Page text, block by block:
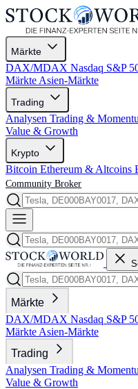
Märkte
DAX/MDAX Nasdaq S&P
Märkte Asien-Märkte
Trading
Analysen Trading &
Value & Growth
Krypto
Bitcoin Ethereum & Altcoins
Community Broker
Märkte
DAX/MDAX Nasdaq S&P
Märkte Asien-Märkte
Trading
Analysen Trading &
Value & Growth